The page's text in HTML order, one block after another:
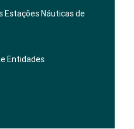
Estações Náuticas de
Entidades